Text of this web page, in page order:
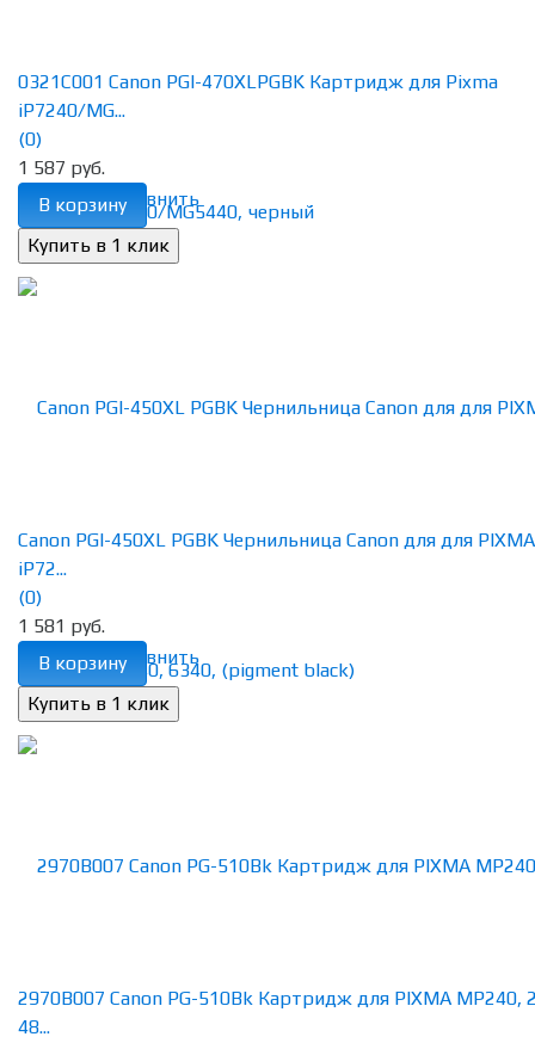
избранное сравнить
0321C001 Canon PGI-470XLPGBK Картридж для Pixma
iP7240/MG...
(0)
1 587 руб.
В корзину
избранное сравнить
Canon PGI-450XL PGBK Чернильница Canon для для PIXMA
iP72...
(0)
1 581 руб.
В корзину
2970B007 Canon PG-510Bk Картридж для PIXMA MP240,
48...